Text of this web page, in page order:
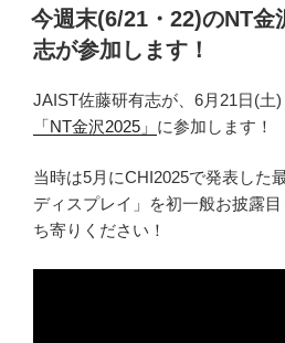
稿
日:
今週末(6/21・22)のNT金
志が参加します！
JAIST佐藤研有志が、6月21日(土
「NT金沢2025」 に参加します！
当時は5月にCHI2025で発表した
ディスプレイ」を初一般お披露
ち寄りください！